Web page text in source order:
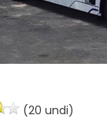
(20 undi)